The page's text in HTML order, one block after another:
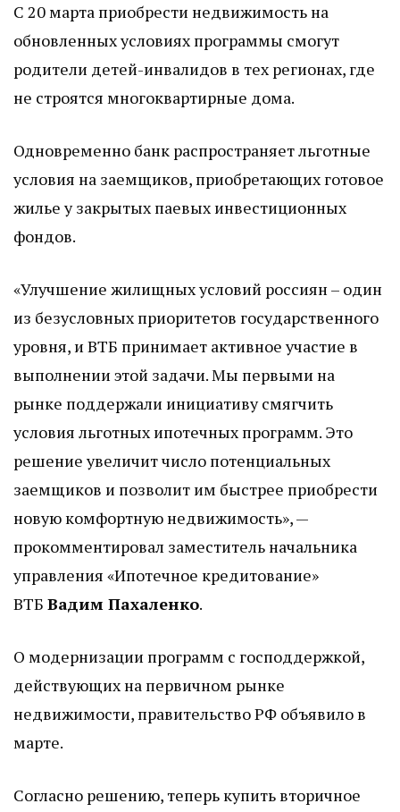
С 20 марта приобрести недвижимость на
обновленных условиях программы смогут
родители детей-инвалидов в тех регионах, где
не строятся многоквартирные дома.
Одновременно банк распространяет льготные
условия на заемщиков, приобретающих готовое
жилье у закрытых паевых инвестиционных
фондов.
«Улучшение жилищных условий россиян – один
из безусловных приоритетов государственного
уровня, и ВТБ принимает активное участие в
выполнении этой задачи. Мы первыми на
рынке поддержали инициативу смягчить
условия льготных ипотечных программ. Это
решение увеличит число потенциальных
заемщиков и позволит им быстрее приобрести
новую комфортную недвижимость», —
прокомментировал заместитель начальника
управления «Ипотечное кредитование»
ВТБ Вадим Пахаленко.
О модернизации программ с господдержкой,
действующих на первичном рынке
недвижимости, правительство РФ объявило в
марте.
Согласно решению, теперь купить вторичное